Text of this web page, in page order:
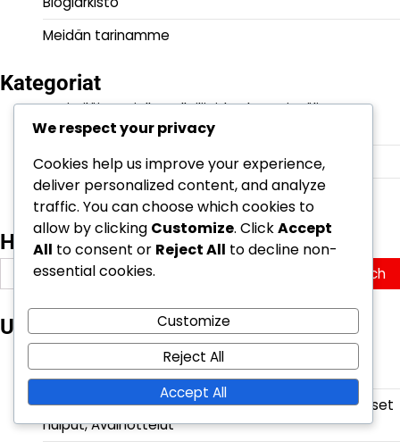
Meidän tarinamme
Kategoriat
Sveitsiläisten jalkapalloilijoiden kansainväliset
saavutukset
Sveitsin jalkapalloilijoiden uran kohokohdat
Sveitsin jalkapallotähtien pelaajabiografiat
Haku
Search
for:
Uusimmat julkaisut
Loris Benito: Seuran merkkipaalut, Kansainväliset
huippuhetket, Erityiset suoritukset
Admir Mehmedi: Seuran menestykset, Kansainväliset
huiput, Avainottelut
We respect your privacy
Cookies help us improve your experience,
deliver personalized content, and analyze
traffic. You can choose which cookies to
allow by clicking Customize. ClickAccept
All to consent or Reject All to decline non-
essential cookies.
Customize
Reject All
Accept All